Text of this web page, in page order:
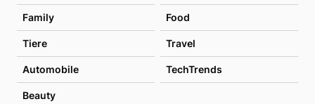
Family Food
Tiere Travel
Automobile TechTrends
Beauty